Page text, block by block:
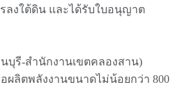
ลงใต้ดิน และได้รับใบอนุญาต
-สำนักงานเขตคลองสาน)
ตพลังงานขนาดไม่น้อยกว่า 800